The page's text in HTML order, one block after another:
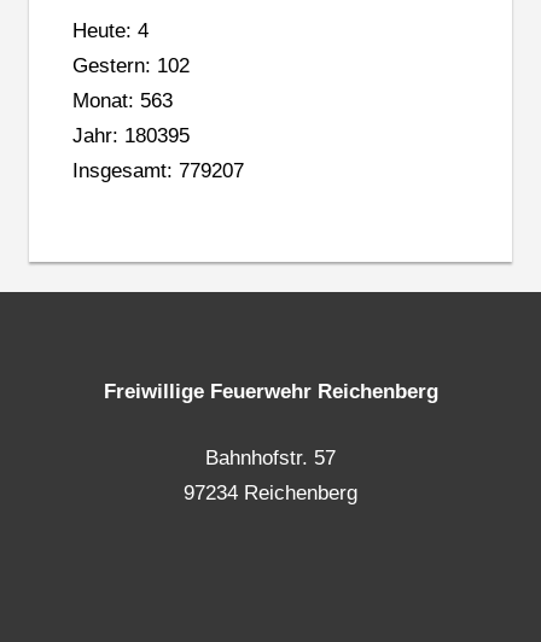
Heute: 4
Gestern: 102
Monat: 563
Jahr: 180395
Insgesamt: 779207
Freiwillige Feuerwehr Reichenberg
Bahnhofstr. 57
97234 Reichenberg